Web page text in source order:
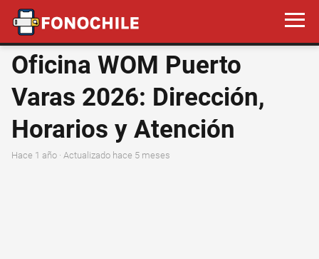
Oficina WOM Puerto
Varas 2026: Dirección,
Horarios y Atención
hace 1 año · Actualizado hace 5 meses